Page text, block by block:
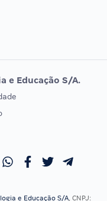
DE ORDEM
OAB
e Educação S/A.
e Educação S/A, CNPJ: